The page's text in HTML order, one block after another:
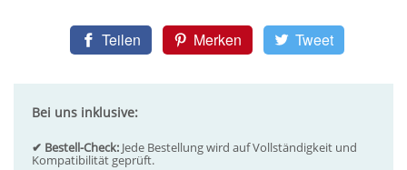
Teilen Merken Tweet
Bei uns inklusive:
✔ Bestell-Check: Jede Bestellung wird auf Vollständigkeit und
Kompatibilität geprüft.